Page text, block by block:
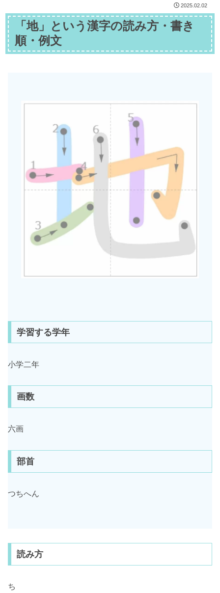
2025.02.02
「地」という漢字の読み方・書き
順・例文
学習する学年
小学二年
画数
六画
部首
つちへん
読み方
ち